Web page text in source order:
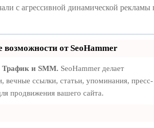
с агрессивной динамической рекламы
от SeoHammer
Трафик и SMM. SeoHammer делает
ссылки, статьи, упоминания, пресс-
продвижения вашего сайта.